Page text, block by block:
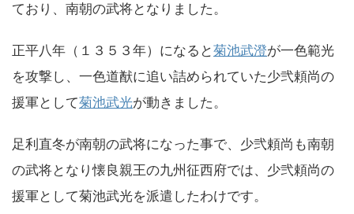
ており、南朝の武将となりました。
正平八年（１３５３年）になると菊池武澄が一色範光
を攻撃し、一色道猷に追い詰められていた少弐頼尚の
援軍として菊池武光が動きました。
足利直冬が南朝の武将になった事で、少弐頼尚も南朝
の武将となり懐良親王の九州征西府では、少弐頼尚の
援軍として菊池武光を派遣したわけです。